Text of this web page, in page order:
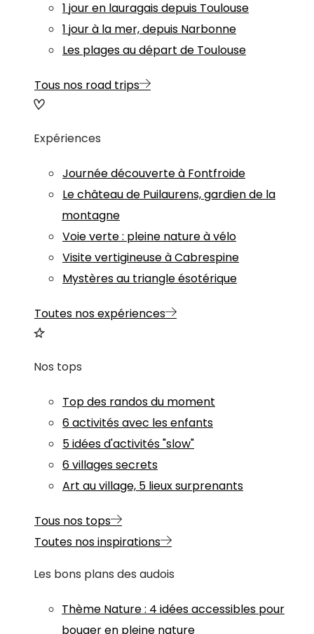
1 jour en lauragais depuis Toulouse
1 jour à la mer, depuis Narbonne
Les plages au départ de Toulouse
Tous nos road trips
Expériences
Journée découverte à Fontfroide
Le château de Puilaurens, gardien de la
montagne
Voie verte : pleine nature à vélo
Visite vertigineuse à Cabrespine
Mystères au triangle ésotérique
Toutes nos expériences
Nos tops
Top des randos du moment
6 activités avec les enfants
5 idées d'activités "slow"
6 villages secrets
Art au village, 5 lieux surprenants
Tous nos tops
Toutes nos inspirations
Les bons plans des audois
Thème Nature: 4 idées accessibles pour
bouger en pleine nature